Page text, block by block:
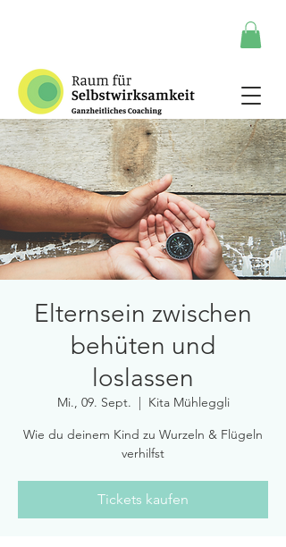
Elternsein zwischen
behüten und
loslassen
Mi., 09. Sept.
  |
Kita Mühleggli
Wie du deinem Kind zu Wurzeln & Flügeln
verhilfst
Tickets kaufen